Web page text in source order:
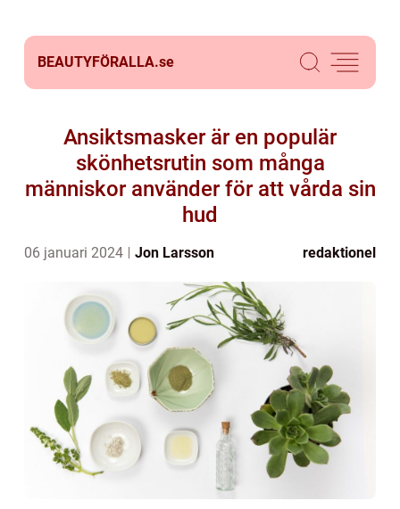
BEAUTYFÖRALLA.se
Ansiktsmasker är en populär
skönhetsrutin som många
människor använder för att vårda sin
hud
06 januari 2024 Jon Larsson redaktionel